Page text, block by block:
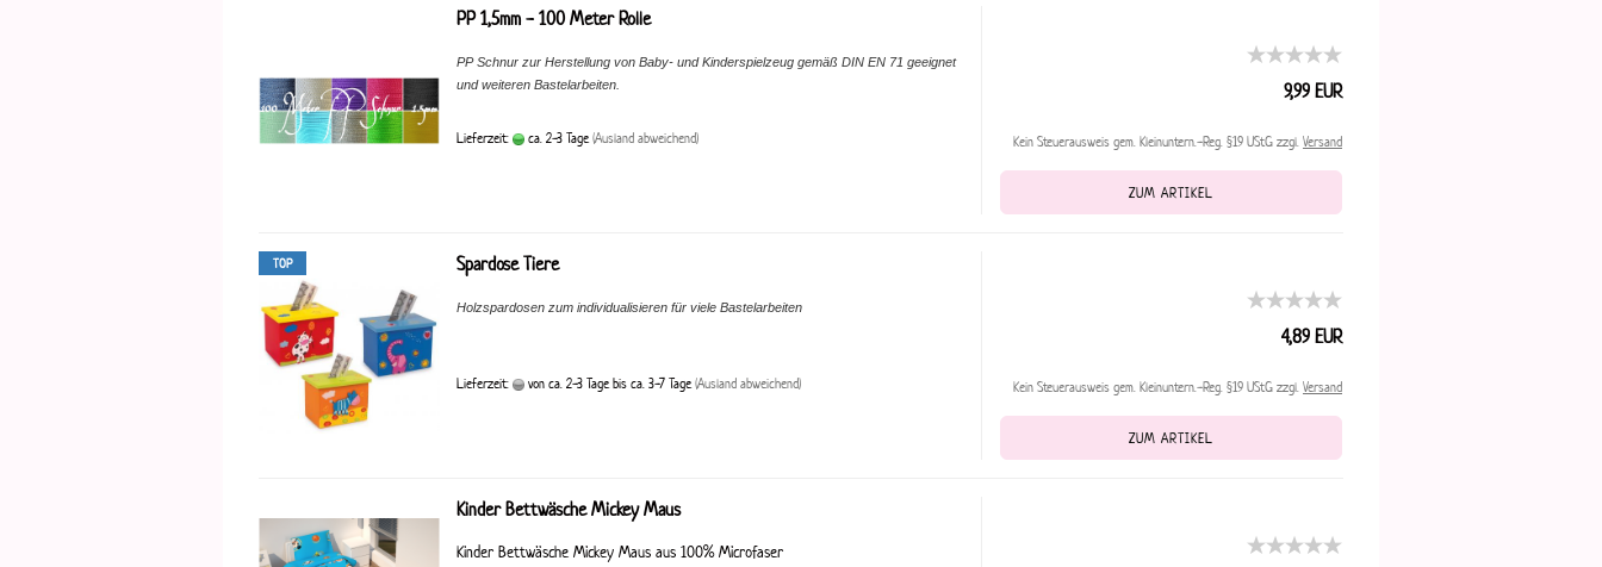
PP 1,5mm - 100 Meter Rolle
PP Schnur zur Herstellung von Baby- und Kinderspielzeug gemäß DIN EN 71 geeignet
und weiteren Bastelarbeiten.
Lieferzeit: ca. 2-3 Tage (Ausland abweichend)
9,99 EUR
Kein Steuerausweis gem. Kleinuntern.-Reg. §19 UStG zzgl. Versand
ZUM ARTIKEL
TOP Spardose Tiere
Holzspardosen zum individualisieren für viele Bastelarbeiten
Lieferzeit: von ca. 2-3 Tage bis ca. 3-7 Tage (Ausland abweichend)
4,89 EUR
Kein Steuerausweis gem. Kleinuntern.-Reg. §19 UStG zzgl. Versand
ZUM ARTIKEL
Kinder Bettwäsche Mickey Maus
Kinder Bettwäsche Mickey Maus aus 100% Microfaser